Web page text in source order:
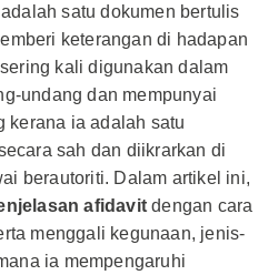
satu dokumen bertulis
keterangan di hadapan
kali digunakan dalam
undang dan mempunyai
kerana ia adalah satu
sah dan diikrarkan di
berautoriti. Dalam artikel ini,
afidavit dengan cara
menggali kegunaan, jenis-
ia mempengaruhi